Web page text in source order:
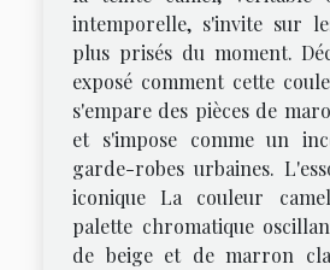
intemporelle, s'invite sur
plus prisés du moment.
exposé comment cette
s'empare des pièces de
et s'impose comme un
garde-robes urbaines.
iconique La couleur
palette chromatique
de beige et de marron